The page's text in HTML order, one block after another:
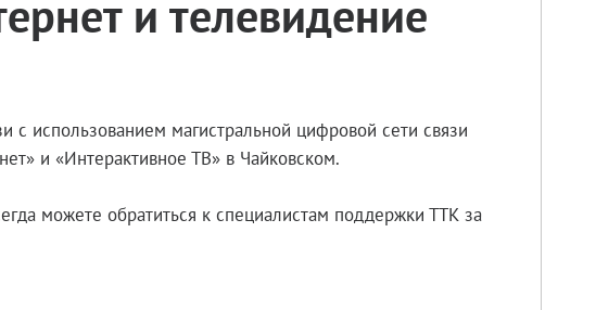
и телевидение
с использованием магистральной цифровой сети связи
и «Интерактивное ТВ» в Чайковском.
можете обратиться к специалистам поддержки ТТК за